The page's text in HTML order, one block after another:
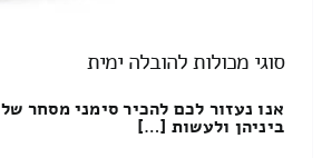
סוגי מכולות להובלה ימית
אנו נעזור לכם להכיר סימני מסחר
ביניהן ולעשות […]